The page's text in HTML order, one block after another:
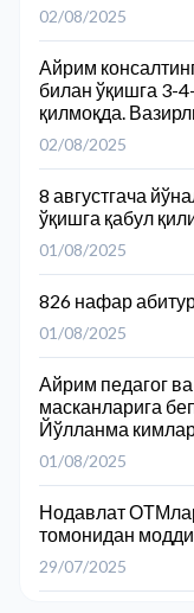
02/08/2025
Айрим
билан ўқишга 3-
қилмоқда.
02/08/2025
8 августгача
ўқишга қабул
01/08/2025
826 нафар
01/08/2025
Айрим педагог
масканларига
Йўлланма
01/08/2025
Нодавлат
томонидан
29/07/2025